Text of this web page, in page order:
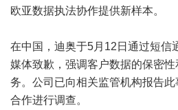
欧亚数据执法协作提供新样本。
在中国，迪奥于5月12日通过短信
媒体致歉，强调客户数据的保密
务。公司已向相关监管机构报告
合作进行调查。